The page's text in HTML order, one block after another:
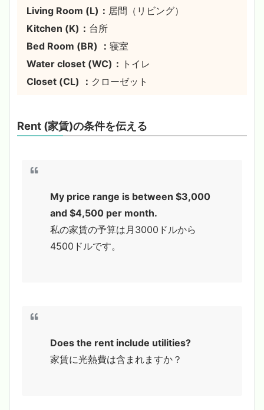
Living Room (L)： 居間（リビング）
Kitchen (K)： 台所
Bed Room (BR) ： 寝室
Water closet (WC)： トイレ
Closet (CL) ： クローゼット
Rent (家賃)の条件を伝える
My price range is between $3,000
and $4,500 per month.
私の家賃の予算は月3000ドルから
4500ドルです。
Does the rent include utilities?
家賃に光熱費は含まれますか？